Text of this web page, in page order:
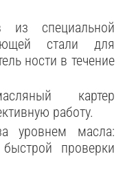
из специальной
стали для
ности в течение
картер
работу.
уровнем масла:
проверки